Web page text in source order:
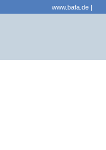
www.bafa.de |